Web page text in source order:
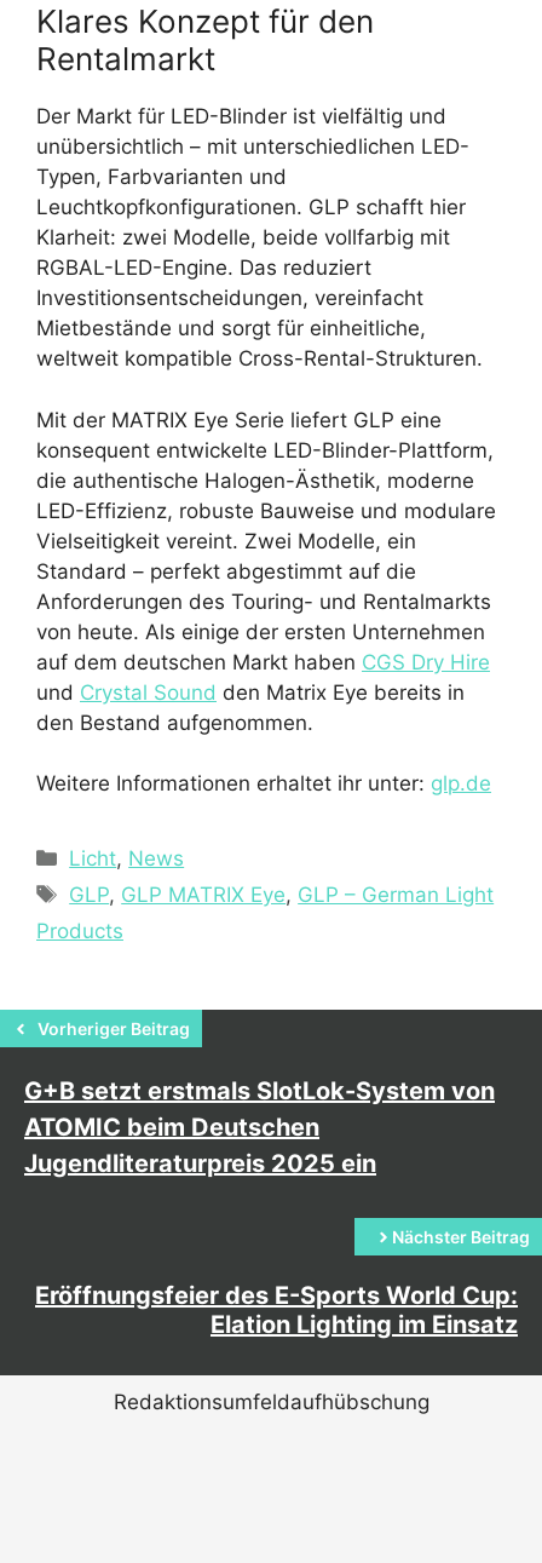
Klares Konzept für den
Rentalmarkt
Der Markt für LED-Blinder ist vielfältig und
unübersichtlich – mit unterschiedlichen LED-
Typen, Farbvarianten und
Leuchtkopfkonfigurationen. GLP schafft hier
Klarheit: zwei Modelle, beide vollfarbig mit
RGBAL-LED-Engine. Das reduziert
Investitionsentscheidungen, vereinfacht
Mietbestände und sorgt für einheitliche,
weltweit kompatible Cross-Rental-Strukturen.
Mit der MATRIX Eye Serie liefert GLP eine
konsequent entwickelte LED-Blinder-Plattform,
die authentische Halogen-Ästhetik, moderne
LED-Effizienz, robuste Bauweise und modulare
Vielseitigkeit vereint. Zwei Modelle, ein
Standard – perfekt abgestimmt auf die
Anforderungen des Touring- und Rentalmarkts
von heute. Als einige der ersten Unternehmen
auf dem deutschen Markt haben CGS Dry Hire
und Crystal Sound den Matrix Eye bereits in
den Bestand aufgenommen.
Weitere Informationen erhaltet ihr unter: glp.de
Kategorien
Licht, News
Schlagwörter
GLP, GLP MATRIX Eye, GLP – German Light
Products
Vorheriger Beitrag
G+B setzt erstmals SlotLok-System von
ATOMIC beim Deutschen
Jugendliteraturpreis 2025 ein
Nächster Beitrag
Eröffnungsfeier des E-Sports World Cup:
Elation Lighting im Einsatz
Redaktionsumfeldaufhübschung